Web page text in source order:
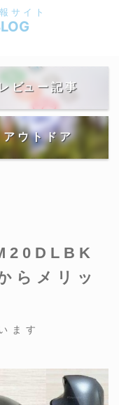
サ イ ト
レ ビュ ー 記 事
ア ウ ト ド ア
らメリッ